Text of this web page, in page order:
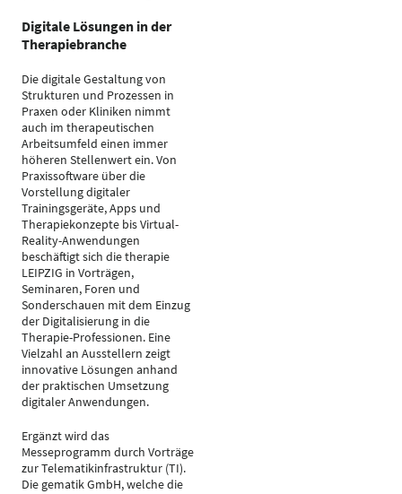
Digitale Lösungen in der
Therapiebranche
Die digitale Gestaltung von
Strukturen und Prozessen in
Praxen oder Kliniken nimmt
auch im therapeutischen
Arbeitsumfeld einen immer
höheren Stellenwert ein. Von
Praxissoftware über die
Vorstellung digitaler
Trainingsgeräte, Apps und
Therapiekonzepte bis Virtual-
Reality-Anwendungen
beschäftigt sich die therapie
LEIPZIG in Vorträgen,
Seminaren, Foren und
Sonderschauen mit dem Einzug
der Digitalisierung in die
Therapie-Professionen. Eine
Vielzahl an Ausstellern zeigt
innovative Lösungen anhand
der praktischen Umsetzung
digitaler Anwendungen.
Ergänzt wird das
Messeprogramm durch Vorträge
zur Telematikinfrastruktur (TI).
Die gematik GmbH, welche die